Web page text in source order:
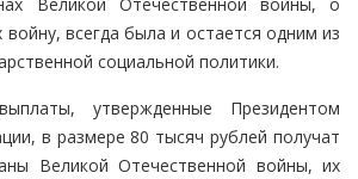
всегда была и остается одним из
социальной политики.
утвержденные Президентом
в размере 80 тысяч рублей получат
Великой Отечественной войны, их